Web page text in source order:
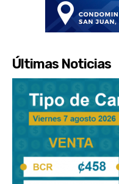
Últimas Noticias